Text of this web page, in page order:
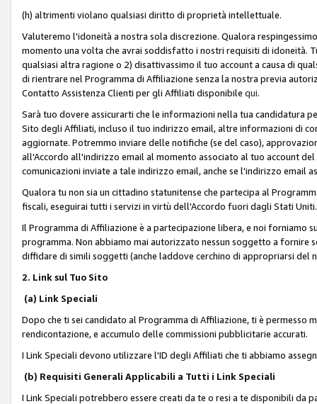
(h) altrimenti violano qualsiasi diritto di proprietà intellettuale.
Valuteremo l'idoneità a nostra sola discrezione. Qualora
momento una volta che avrai soddisfatto i nostri requisiti di idoneità.
qualsiasi altra ragione o 2) disattivassimo il tuo account a causa di
di rientrare nel Programma di Affiliazione senza la nostra previa
Contatto Assistenza Clienti per gli Affiliati disponibile qui.
Sarà tuo dovere assicurarti che le informazioni nella tua candidatura
Sito degli Affiliati, incluso il tuo indirizzo email, altre informazioni di
aggiornate. Potremmo inviare delle notifiche (se del caso),
all'Accordo all'indirizzo email al momento associato al tuo account
comunicazioni inviate a tale indirizzo email, anche se l'indirizzo email
Qualora tu non sia un cittadino statunitense che partecipa al
fiscali, eseguirai tutti i servizi in virtù dell'Accordo fuori dagli Stati
Il Programma di Affiliazione è a partecipazione libera, e noi forniamo
programma. Non abbiamo mai autorizzato nessun soggetto a fornire
diffidare di simili soggetti (anche laddove cerchino di appropriarsi
2. Link sul Tuo Sito
(a) Link Speciali
Dopo che ti sei candidato al Programma di Affiliazione, ti è permesso
rendicontazione, e accumulo delle commissioni pubblicitarie accurati.
I Link Speciali devono utilizzare l'ID degli Affiliati che ti abbiamo
(b) Requisiti Generali Applicabili a Tutti i Link Speciali
I Link Speciali potrebbero essere creati da te o resi a te disponibili